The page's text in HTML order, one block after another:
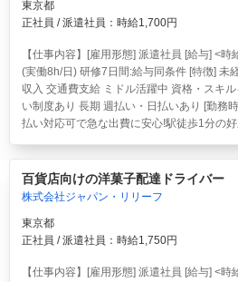
東京都
正社員 / 派遣社員：時給1,700円
【仕事内容】[雇用形態] 派遣社員 [給与] <
(実働8h/日) 研修7日間:給与同条件 [特徴] 未
収入 交通費支給 ミドル活躍中 資格・スキ
い制度あり 長期 週払い・日払いあり [勤務
払い対応可で急な出費に安心!駅徒歩1分の
百貨店向けの洋菓子配達ドライバー
株式会社ジャパン・リリーフ
東京都
正社員 / 派遣社員：時給1,750円
【仕事内容】[雇用形態] 派遣社員 [給与] <